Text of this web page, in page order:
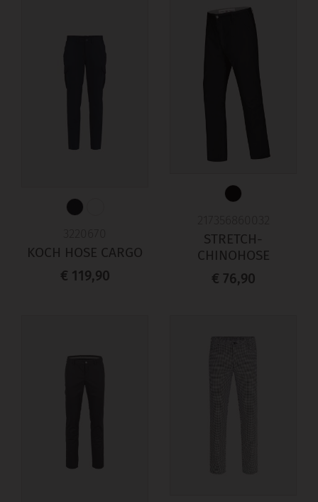
KOCH HOSE CARGO
€ 119,90
STRETCH-
CHINOHOSE
€ 76,90